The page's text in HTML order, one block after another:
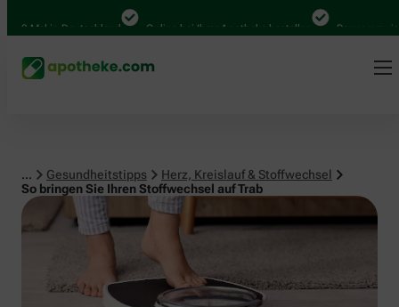
Mal in Deutschland Online bei Ihrer Apotheke bestellen Bequem
... Gesundheitstipps
Herz, Kreislauf & Stoffwechsel
So bringen Sie Ihren Stoffwechsel auf Trab
Herz, Kreislauf & Stoffwechsel